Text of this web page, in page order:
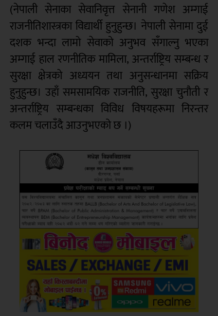
(नेपाली सेनाका सेवानिवृत्त सेनानी गणेश अम्गाई
राजनीतिशास्त्रका विद्यार्थी हुनुहुन्छ। नेपाली सेनामा दुई
दशक भन्दा लामो सेवाको अनुभव सँगाल्नु भएका
अम्गाई हाल रणनीतिक मामिला, अन्तर्राष्ट्रिय सम्बन्ध र
सुरक्षा क्षेत्रको अध्ययन तथा अनुसन्धानमा सक्रिय
हुनुहुन्छ। उहाँ समसामयिक राजनीति, सुरक्षा चुनौती र
अन्तर्राष्ट्रिय सम्बन्धका विविध विषयहरूमा निरन्तर
कलम चलाउँदै आउनुभएको छ ।)